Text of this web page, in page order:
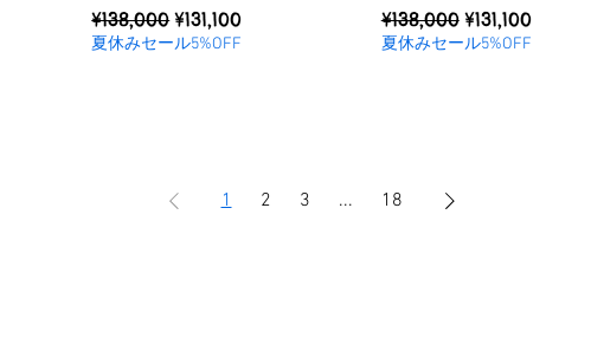
ราคาปกติ
¥138,000ราคาขายลด
¥131,100
夏休みセール5%OFF
ราคาปกติ
¥138,000 ราคาขายลด
¥131,100
夏休みセール5%OFF
1 2 3 ... 18